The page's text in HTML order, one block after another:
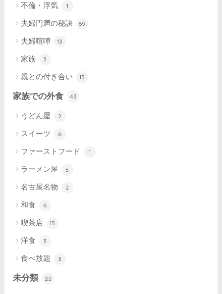
不倫・浮気 1
夫婦円満の秘訣 69
夫婦喧嘩 13
家族 3
親との付き合い 13
家族での外食 43
うどん屋 2
スイーツ 6
ファーストフード 1
ラーメン屋 5
名古屋名物 2
和食 6
喫茶店 15
洋食 3
食べ放題 3
未分類 22